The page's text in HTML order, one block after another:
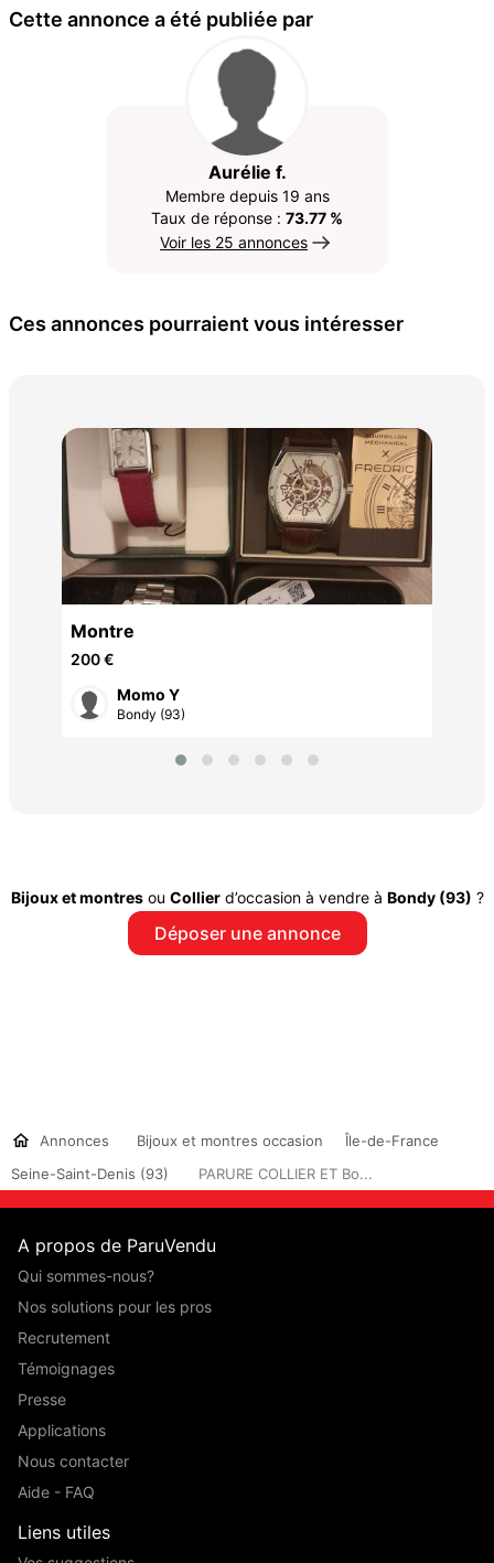
Cette annonce a été publiée par
Aurélie f.
Membre depuis 19 ans
Taux de réponse : 73.77 %
Voir les 25 annonces
Ces annonces pourraient vous intéresser
Montre
200 €
Momo Y
Bondy (93)
Bijoux et montresou Collierd’occasion à vendre à Bondy (93) ?
Déposer une annonce
Annonces Bijoux et montres occasion
Île-de-France
Seine-Saint-Denis (93)
PARURE COLLIER ET Bo...
A propos de ParuVendu
Qui sommes-nous?
Nos solutions pour les pros
Recrutement
Témoignages
Presse
Applications
Nous contacter
Aide - FAQ
Liens utiles